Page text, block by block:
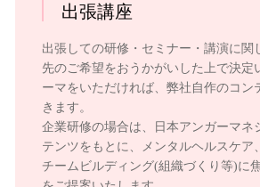
出張講座
出張しての研修・セミナー・講演に関
先のご希望をおうかがいした上で決定
ーマをいただければ、弊社自作のコン
きます。
企業研修の場合は、日本アンガーマネ
テンツをもとに、メンタルヘルスケア
チームビルディング(組織づくり等)に